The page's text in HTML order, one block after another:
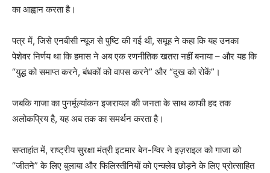
का आह्वान करता है।
पत्र में, जिसे एनबीसी न्यूज से पुष्टि की गई थी, समूह ने कहा कि यह उनका
पेशेवर निर्णय था कि हमास ने अब एक रणनीतिक खतरा नहीं बनाया – और यह कि
“युद्ध को समाप्त करने, बंधकों को वापस करने” और “दुख को रोकें”।
जबकि गाजा का पुनर्मूल्यांकन इजरायल की जनता के साथ काफी हद तक
अलोकप्रिय है, यह अब तक का समर्थन करता है।
सप्ताहांत में, राष्ट्रीय सुरक्षा मंत्री इटमार बेन-ग्विर ने इज़राइल को गाजा को
“जीतने” के लिए बुलाया और फिलिस्तीनियों को एन्क्लेव छोड़ने के लिए प्रोत्साहित